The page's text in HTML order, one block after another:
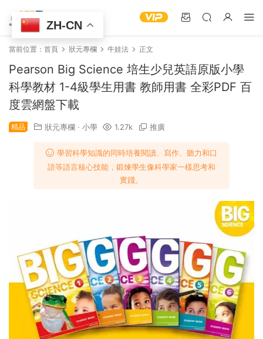
當前位置： 首頁 狀元專欄 牛娃法 正文
Pearson Big Science 培生少兒英語原版小學
科學教材 1-4級學生用書 教師用書 全彩PDF 百
度雲網盤下載
精品 狀元專欄 · 小學 1.27k 推廣
學習科學知識的同時培養閱讀、寫作、聽力和口
語等語言核心技能，鍛煉學生像科學家一樣思考和
實踐。
ZH-CN